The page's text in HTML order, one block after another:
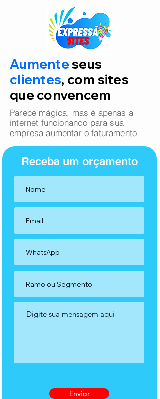
Aumenteseus
clientes, com sites
que convencem
Parece mágica, mas é apenas a
internet funcionando para sua
empresa aumentar o faturamento
Receba um orçamento
Enviar